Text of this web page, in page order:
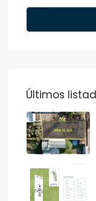
Últimos